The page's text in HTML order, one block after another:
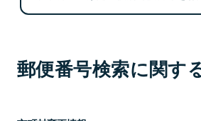
郵便番号検索に関す